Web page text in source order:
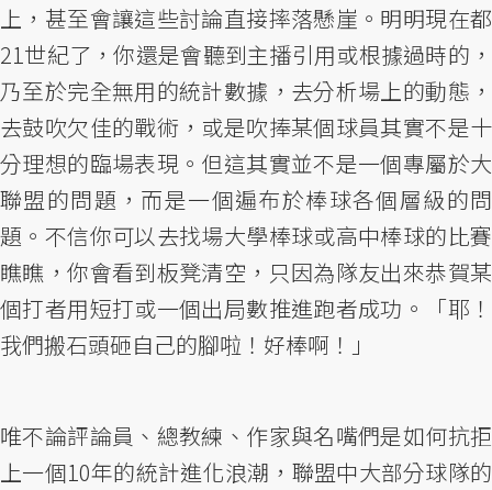
上，甚至會讓這些討論直接摔落懸崖。明明現在都
21世紀了，你還是會聽到主播引用或根據過時的，
乃至於完全無用的統計數據，去分析場上的動態，
去鼓吹欠佳的戰術，或是吹捧某個球員其實不是十
分理想的臨場表現。但這其實並不是一個專屬於大
聯盟的問題，而是一個遍布於棒球各個層級的問
題。不信你可以去找場大學棒球或高中棒球的比賽
瞧瞧，你會看到板凳清空，只因為隊友出來恭賀某
個打者用短打或一個出局數推進跑者成功。「耶！
我們搬石頭砸自己的腳啦！好棒啊！」
唯不論評論員、總教練、作家與名嘴們是如何抗拒
上一個10年的統計進化浪潮，聯盟中大部分球隊的